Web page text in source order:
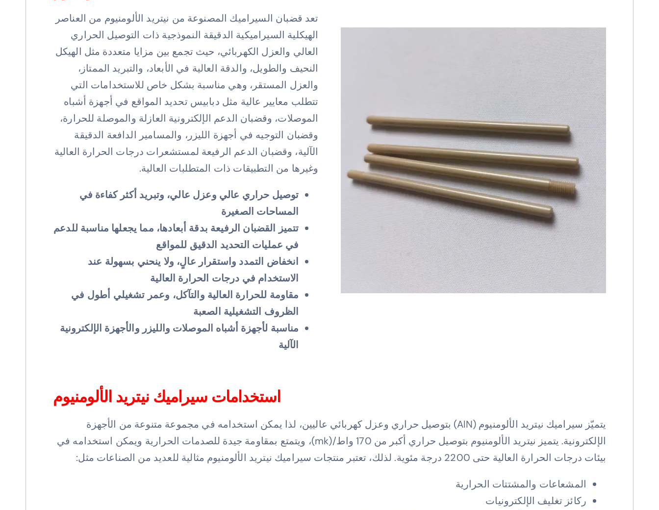
تعد قضبان السيراميك المصنوعة من نيتريد الألومنيوم من العناصر
الهيكلية السيراميكية الدقيقة النموذجية ذات التوصيل الحراري
العالي والعزل الكهربائي، حيث تجمع بين مزايا متعددة مثل الهيكل
النحيف والطويل، والدقة العالية في الأبعاد، والتبريد الممتاز،
والعزل المستقر، وهي مناسبة بشكل خاص للاستخدامات التي
تتطلب معايير عالية مثل دبابيس تحديد المواقع في أجهزة أشباه
الموصلات، وقضبان الدعم الإلكترونية العازلة والموصلة للحرارة،
وقضبان التوجيه في أجهزة الليزر، والمسامير الدافعة الدقيقة
الآلية، وقضبان الدعم الرفيعة لمستشعرات درجات الحرارة العالية
وغيرها من التطبيقات ذات المتطلبات العالية.
توصيل حراري عالي وعزل عالي، وتبريد أكثر كفاءة في
المساحات الصغيرة
تتميز القضبان الرفيعة بدقة أبعادها، مما يجعلها مناسبة للدعم
في عمليات التحديد الدقيق للمواقع
انخفاض التمدد واستقرار عالٍ، ولا ينحني بسهولة عند
الاستخدام في درجات الحرارة العالية
مقاومة للحرارة العالية والتآكل، وعمر تشغيلي أطول في
الظروف التشغيلية الصعبة
مناسبة لأجهزة أشباه الموصلات والليزر والأجهزة الإلكترونية
الآلية
استخدامات سيراميك نيتريد الألومنيوم
يتميّز سيراميك نيتريد الألومنيوم (AlN) بتوصيل حراري وعزل كهربائي عاليين، لذا يمكن استخدامه في مجموعة متنوعة من الأجهزة
الإلكترونية. يتميز نيتريد الألومنيوم بتوصيل حراري أكبر من 170 واط/(mk)، ويتمتع بمقاومة جيدة للصدمات الحرارية ويمكن استخدامه في
بيئات درجات الحرارة العالية حتى 2200 درجة مئوية. لذلك، تعتبر منتجات سيراميك نيتريد الألومنيوم مثالية للعديد من الصناعات مثل:
المشعاعات والمشتتات الحرارية
ركائز تغليف الإلكترونيات